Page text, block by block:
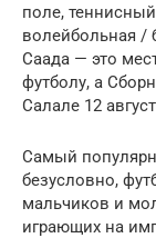
поле,
волейбольная /
Саада — это
футболу, а
Салале 12
Самый
безусловно,
мальчиков и
играющих на